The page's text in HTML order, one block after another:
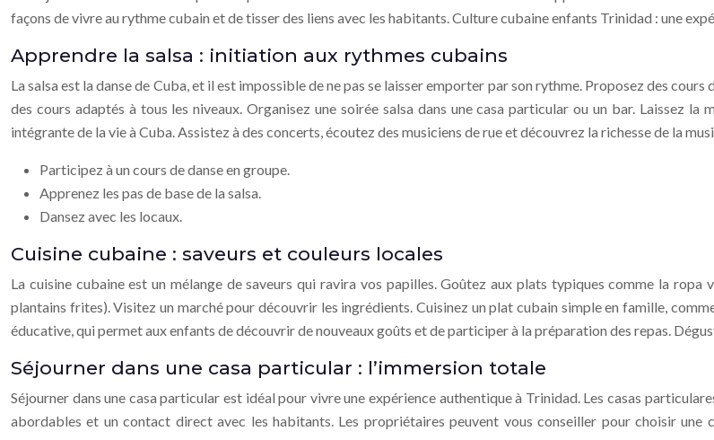
façons de vivre au rythme cubain et de tisser des liens avec les habitants. Culture cubaine enfants Trinidad : une
Apprendre la salsa : initiation aux rythmes cubains
La salsa est la danse de Cuba, et il est impossible de ne pas se laisser emporter par son rythme. Proposez des
des cours adaptés à tous les niveaux. Organisez une soirée salsa dans une casa particular ou un bar. Laissez
intégrante de la vie à Cuba. Assistez à des concerts, écoutez des musiciens de rue et découvrez la richesse de la
Participez à un cours de danse en groupe.
Apprenez les pas de base de la salsa.
Dansez avec les locaux.
Cuisine cubaine : saveurs et couleurs locales
La cuisine cubaine est un mélange de saveurs qui ravira vos papilles. Goûtez aux plats typiques comme la
plantains frites). Visitez un marché pour découvrir les ingrédients. Cuisinez un plat cubain simple en famille,
éducative, qui permet aux enfants de découvrir de nouveaux goûts et de participer à la préparation des repas.
Séjourner dans une casa particular : l’immersion totale
Séjourner dans une casa particular est idéal pour vivre une expérience authentique à Trinidad. Les casas
abordables et un contact direct avec les habitants. Les propriétaires peuvent vous conseiller pour choisir une